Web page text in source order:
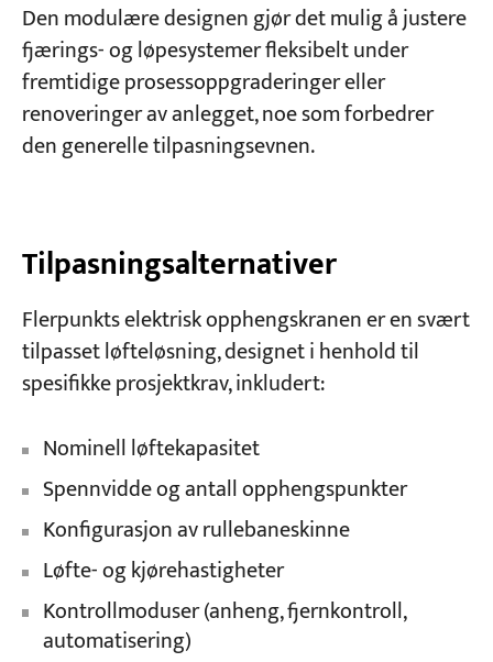
Den modulære designen gjør det mulig å justere
fjærings- og løpesystemer fleksibelt under
fremtidige prosessoppgraderinger eller
renoveringer av anlegget, noe som forbedrer
den generelle tilpasningsevnen.
Tilpasningsalternativer
Flerpunkts elektrisk opphengskranen er en svært
tilpasset løfteløsning, designet i henhold til
spesifikke prosjektkrav, inkludert:
Nominell løftekapasitet
Spennvidde og antall opphengspunkter
Konfigurasjon av rullebaneskinne
Løfte- og kjørehastigheter
Kontrollmoduser (anheng, fjernkontroll,
automatisering)